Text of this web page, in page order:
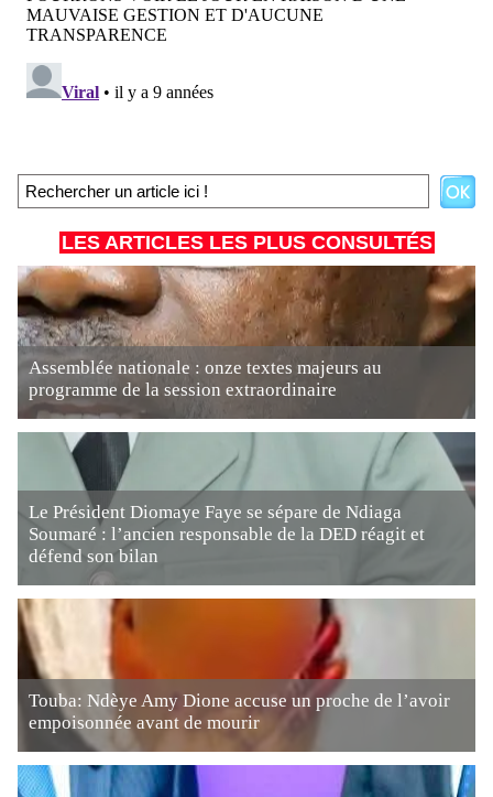
LES ARTICLES LES PLUS CONSULTÉS
Assemblée nationale : onze textes majeurs au
programme de la session extraordinaire
Le Président Diomaye Faye se sépare de Ndiaga
Soumaré : l’ancien responsable de la DED réagit et
défend son bilan
Touba: Ndèye Amy Dione accuse un proche de l’avoir
empoisonnée avant de mourir